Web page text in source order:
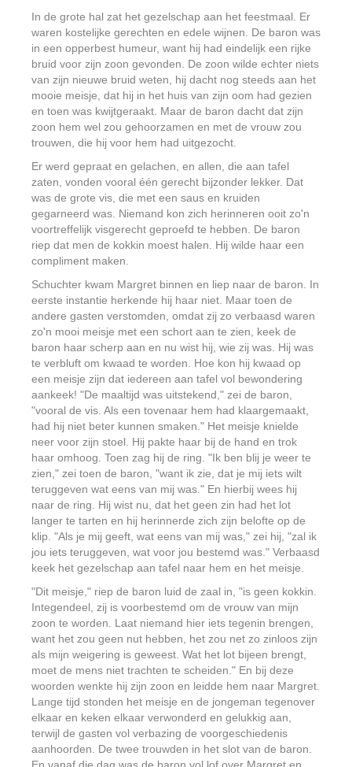
In de grote hal zat het gezelschap aan het feestmaal. Er
waren kostelijke gerechten en edele wijnen. De baron was
in een opperbest humeur, want hij had eindelijk een rijke
bruid voor zijn zoon gevonden. De zoon wilde echter niets
van zijn nieuwe bruid weten, hij dacht nog steeds aan het
mooie meisje, dat hij in het huis van zijn oom had gezien
en toen was kwijtgeraakt. Maar de baron dacht dat zijn
zoon hem wel zou gehoorzamen en met de vrouw zou
trouwen, die hij voor hem had uitgezocht.
Er werd gepraat en gelachen, en allen, die aan tafel
zaten, vonden vooral één gerecht bijzonder lekker. Dat
was de grote vis, die met een saus en kruiden
gegarneerd was. Niemand kon zich herinneren ooit zo'n
voortreffelijk visgerecht geproefd te hebben. De baron
riep dat men de kokkin moest halen. Hij wilde haar een
compliment maken.
Schuchter kwam Margret binnen en liep naar de baron. In
eerste instantie herkende hij haar niet. Maar toen de
andere gasten verstomden, omdat zij zo verbaasd waren
zo'n mooi meisje met een schort aan te zien, keek de
baron haar scherp aan en nu wist hij, wie zij was. Hij was
te verbluft om kwaad te worden. Hoe kon hij kwaad op
een meisje zijn dat iedereen aan tafel vol bewondering
aankeek! "De maaltijd was uitstekend," zei de baron,
"vooral de vis. Als een tovenaar hem had klaargemaakt,
had hij niet beter kunnen smaken." Het meisje knielde
neer voor zijn stoel. Hij pakte haar bij de hand en trok
haar omhoog. Toen zag hij de ring. "Ik ben blij je weer te
zien," zei toen de baron, "want ik zie, dat je mij iets wilt
teruggeven wat eens van mij was." En hierbij wees hij
naar de ring. Hij wist nu, dat het geen zin had het lot
langer te tarten en hij herinnerde zich zijn belofte op de
klip. "Als je mij geeft, wat eens van mij was," zei hij, "zal ik
jou iets teruggeven, wat voor jou bestemd was." Verbaasd
keek het gezelschap aan tafel naar hem en het meisje.
"Dit meisje," riep de baron luid de zaal in, "is geen kokkin.
Integendeel, zij is voorbestemd om de vrouw van mijn
zoon te worden. Laat niemand hier iets tegenin brengen,
want het zou geen nut hebben, het zou net zo zinloos zijn
als mijn weigering is geweest. Wat het lot bijeen brengt,
moet de mens niet trachten te scheiden." En bij deze
woorden wenkte hij zijn zoon en leidde hem naar Margret.
Lange tijd stonden het meisje en de jongeman tegenover
elkaar en keken elkaar verwonderd en gelukkig aan,
terwijl de gasten vol verbazing de voorgeschiedenis
aanhoorden. De twee trouwden in het slot van de baron.